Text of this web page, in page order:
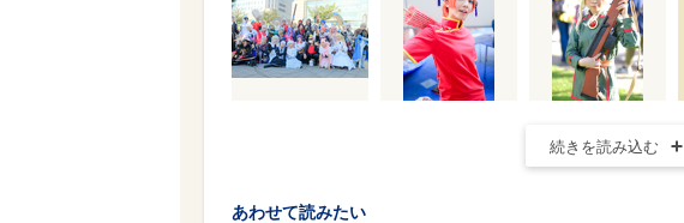
続きを読み込む
あわせて読みたい